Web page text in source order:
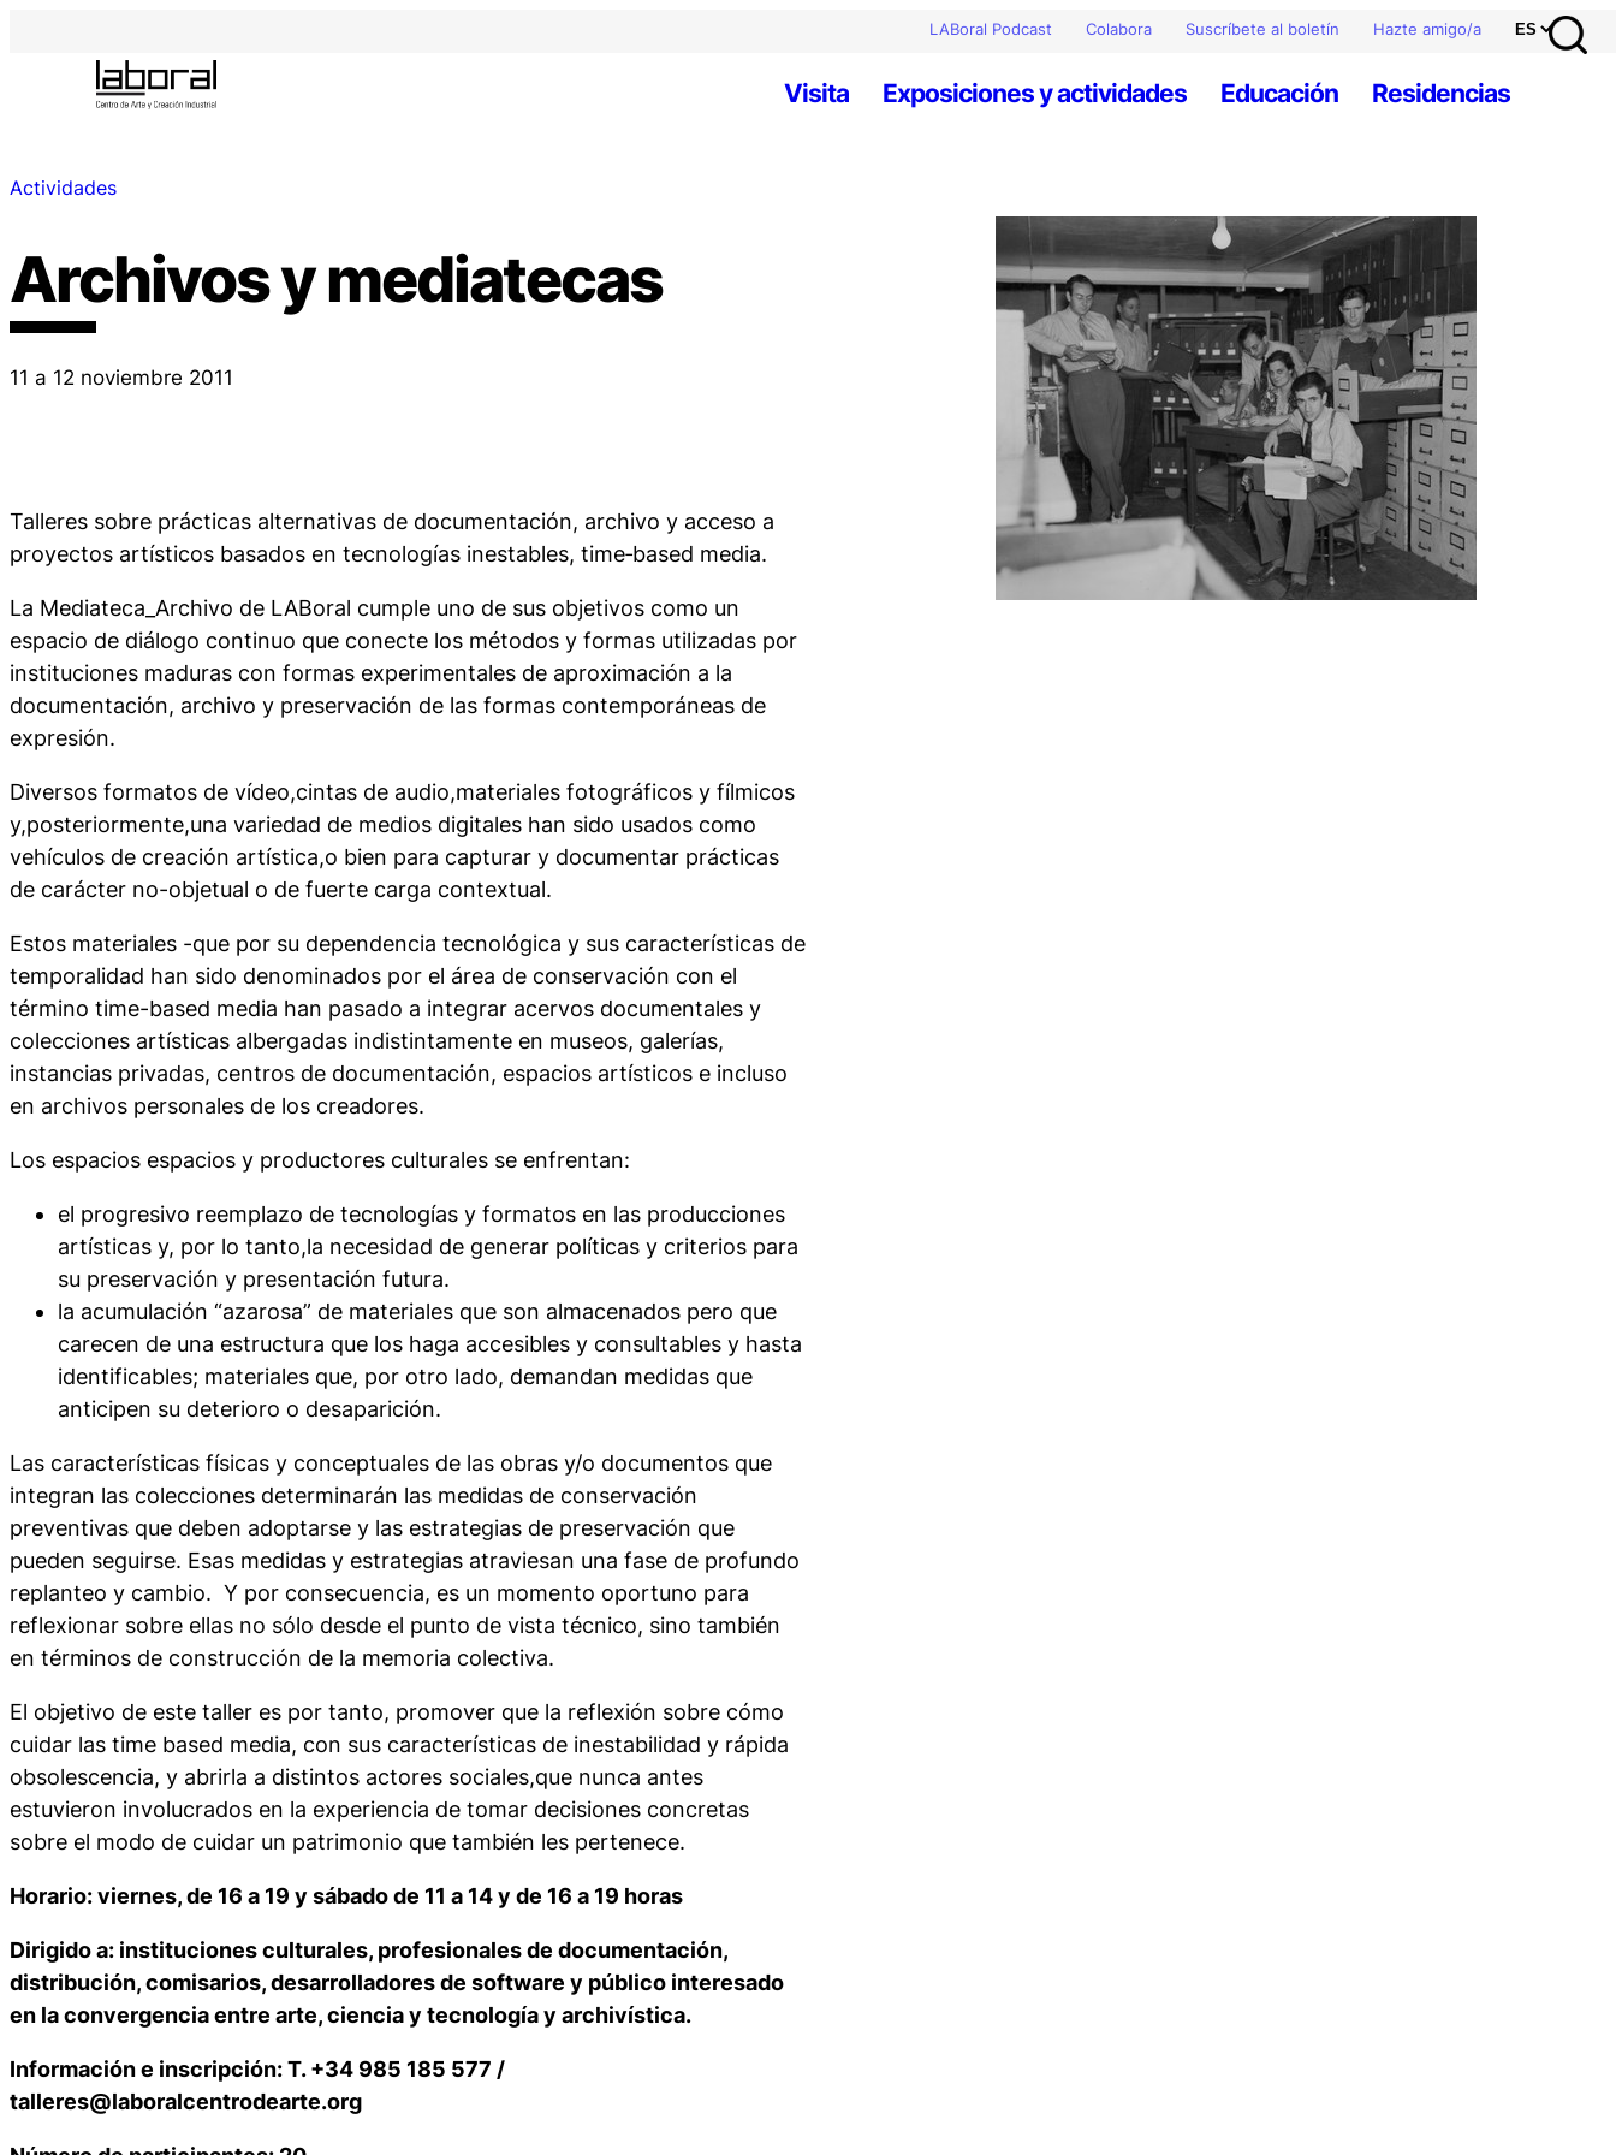
LABoral Podcast Colabora Suscríbete al boletín Hazte amigo/a
Visita Exposiciones y actividades Educación Residencias
Actividades
Archivos y mediatecas
11 a 12 noviembre 2011
Talleres sobre prácticas alternativas de documentación, archivo y acceso a
proyectos artísticos basados en tecnologías inestables, time‐based media.
La Mediateca_Archivo de LABoral cumple uno de sus objetivos como un
espacio de diálogo continuo que conecte los métodos y formas utilizadas por
instituciones maduras con formas experimentales de aproximación a la
documentación, archivo y preservación de las formas contemporáneas de
expresión.
Diversos formatos de vídeo,cintas de audio,materiales fotográficos y fílmicos
y,posteriormente,una variedad de medios digitales han sido usados como
vehículos de creación artística,o bien para capturar y documentar prácticas
de carácter no-objetual o de fuerte carga contextual.
Estos materiales -que por su dependencia tecnológica y sus características de
temporalidad han sido denominados por el área de conservación con el
término time-based media han pasado a integrar acervos documentales y
colecciones artísticas albergadas indistintamente en museos, galerías,
instancias privadas, centros de documentación, espacios artísticos e incluso
en archivos personales de los creadores.
Los espacios espacios y productores culturales se enfrentan:
el progresivo reemplazo de tecnologías y formatos en las producciones
artísticas y, por lo tanto,la necesidad de generar políticas y criterios para
su preservación y presentación futura.
la acumulación “azarosa” de materiales que son almacenados pero que
carecen de una estructura que los haga accesibles y consultables y hasta
identificables; materiales que, por otro lado, demandan medidas que
anticipen su deterioro o desaparición.
Las características físicas y conceptuales de las obras y/o documentos que
integran las colecciones determinarán las medidas de conservación
preventivas que deben adoptarse y las estrategias de preservación que
pueden seguirse. Esas medidas y estrategias atraviesan una fase de profundo
replanteo y cambio. Y por consecuencia, es un momento oportuno para
reflexionar sobre ellas no sólo desde el punto de vista técnico, sino también
en términos de construcción de la memoria colectiva.
El objetivo de este taller es por tanto, promover que la reflexión sobre cómo
cuidar las time based media, con sus características de inestabilidad y rápida
obsolescencia, y abrirla a distintos actores sociales,que nunca antes
estuvieron involucrados en la experiencia de tomar decisiones concretas
sobre el modo de cuidar un patrimonio que también les pertenece.
Horario: viernes, de 16 a 19 y sábado de 11 a 14 y de 16 a 19 horas
Dirigido a: instituciones culturales, profesionales de documentación,
distribución, comisarios, desarrolladores de software y público interesado
en la convergencia entre arte, ciencia y tecnología y archivística.
Información e inscripción: T. +34 985 185 577 /
talleres@laboralcentrodearte.org